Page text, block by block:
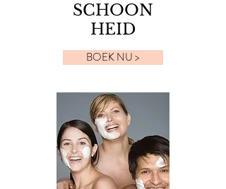
SCHOON
HEID
BOEK NU >